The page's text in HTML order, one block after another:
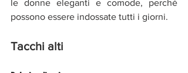
le donne eleganti e comode, perché
possono essere indossate tutti i giorni.
Tacchi alti